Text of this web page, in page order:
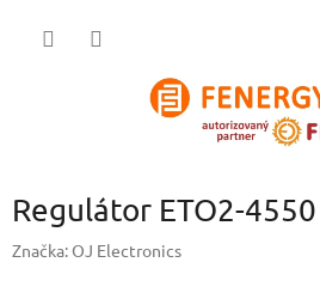
Regulátor ETO2-4550
Značka: OJ Electronics